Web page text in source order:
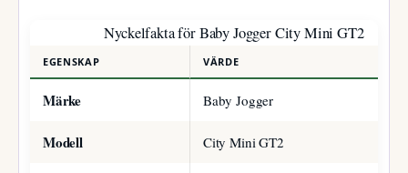
Nyckelfakta för Baby Jogger City Mini GT2
EGENSKAP VÄRDE
Märke Baby Jogger
Modell City Mini GT2